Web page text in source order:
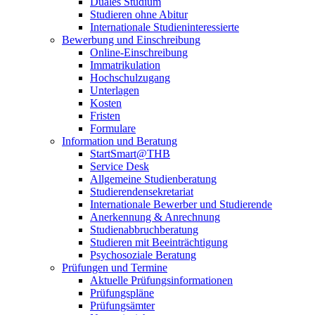
Studieren ohne Abitur
Internationale Studieninteressierte
Bewerbung und Einschreibung
Online-Einschreibung
Immatrikulation
Hochschulzugang
Unterlagen
Kosten
Fristen
Formulare
Information und Beratung
StartSmart@THB
Service Desk
Allgemeine Studienberatung
Studierendensekretariat
Internationale Bewerber und Studierende
Anerkennung & Anrechnung
Studienabbruchberatung
Studieren mit Beeinträchtigung
Psychosoziale Beratung
Prüfungen und Termine
Aktuelle Prüfungsinformationen
Prüfungspläne
Prüfungsämter